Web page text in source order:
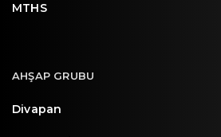
MTHS
AHŞAP GRUBU
Divapan